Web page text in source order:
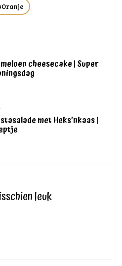
Oranje
cheesecake | Super
met Heks’nkaas |
leuk